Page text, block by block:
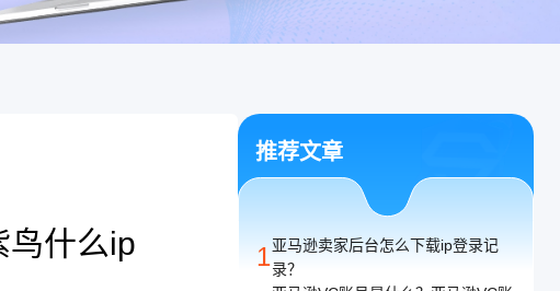
鸟什么ip
推荐文章
1亚马逊卖家后台怎么下载ip登录记
录？